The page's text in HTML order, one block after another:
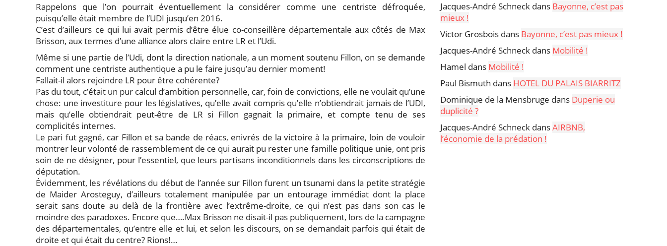
Rappelons que l’on pourrait éventuellement la considérer comme une centriste défroquée,
puisqu’elle était membre de l’UDI jusqu’en 2016.
C’est d’ailleurs ce qui lui avait permis d’être élue co-conseillère départementale aux côtés de Max
Brisson, aux termes d’une alliance alors claire entre LR et l’Udi.
Même si une partie de l’Udi, dont la direction nationale, a un moment soutenu Fillon, on se demande
comment une centriste authentique a pu le faire jusqu’au dernier moment!
Fallait-il alors rejoindre LR pour être cohérente?
Pas du tout, c’était un pur calcul d’ambition personnelle, car, foin de convictions, elle ne voulait qu’une
chose: une investiture pour les législatives, qu’elle avait compris qu’elle n’obtiendrait jamais de l’UDI,
mais qu’elle obtiendrait peut-être de LR si Fillon gagnait la primaire, et compte tenu de ses
complicités internes.
Le pari fut gagné, car Fillon et sa bande de réacs, enivrés de la victoire à la primaire, loin de vouloir
montrer leur volonté de rassemblement de ce qui aurait pu rester une famille politique unie, ont pris
soin de ne désigner, pour l’essentiel, que leurs partisans inconditionnels dans les circonscriptions de
députation.
Évidemment, les révélations du début de l’année sur Fillon furent un tsunami dans la petite stratégie
de Maider Arosteguy, d’ailleurs totalement manipulée par un entourage immédiat dont la place
serait sans doute au delà de la frontière avec l’extrême-droite, ce qui n’est pas dans son cas le
moindre des paradoxes. Encore que….Max Brisson ne disait-il pas publiquement, lors de la campagne
des départementales, qu’entre elle et lui, et selon les discours, on se demandait parfois qui était de
droite et qui était du centre? Rions!…
Jacques-André Schneck dans Bayonne, c’est pas
mieux !
Victor Grosbois dans Bayonne, c’est pas mieux !
Jacques-André Schneck dans Mobilité !
Hamel dans Mobilité !
Paul Bismuth dans HOTEL DU PALAIS BIARRITZ
Dominique de la Mensbruge dans Duperie ou
duplicité ?
Jacques-André Schneck dansAIRBNB,
l’économie de la prédation !